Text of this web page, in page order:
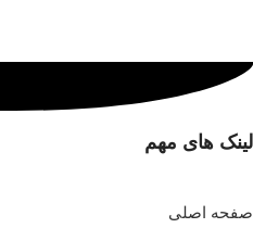
لینک های مهم
صفحه اصلی